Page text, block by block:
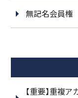
無記名会員権
【重要】重複